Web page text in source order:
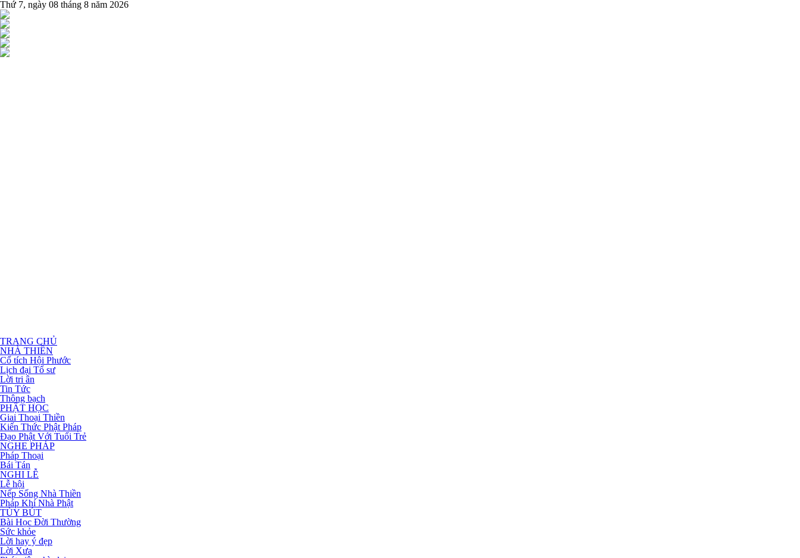
Thứ 7, ngày 08 tháng 8 năm 2026
TRANG CHỦ
NHÀ THIỀN
Cổ tích Hội Phước
Lịch đại Tổ sư
Lời tri ân
Tin Tức
Thông bạch
PHẬT HỌC
Giai Thoại Thiền
Kiến Thức Phật Pháp
Đạo Phật Với Tuổi Trẻ
NGHE PHÁP
Pháp Thoại
Bái Tán
NGHI LỄ
Lễ hội
Nếp Sống Nhà Thiền
Pháp Khí Nhà Phật
TÙY BÚT
Bài Học Đời Thường
Sức khỏe
Lời hay ý đẹp
Lời Xưa